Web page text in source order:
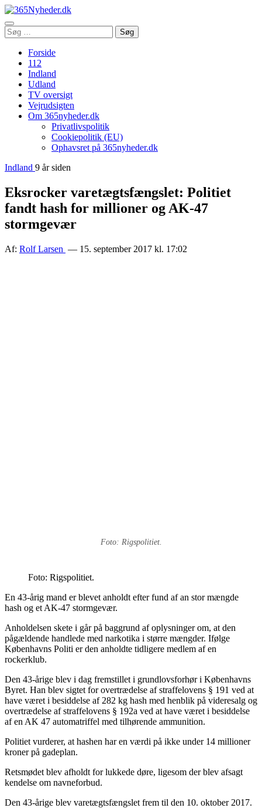
Åbn
menu
Søg
efter:
Søg
Forside
112
Indland
Udland
TV oversigt
Vejrudsigten
Om 365nyheder.dk
Privatlivspolitik
Cookiepolitik (EU)
Ophavsret på 365nyheder.dk
Indland 9 år siden
Eksrocker varetægtsfængslet: Politiet
fandt hash for millioner og AK-47
stormgevær
Af: Rolf Larsen — 15. september 2017 kl. 17:02
Foto: Rigspolitiet.
Foto: Rigspolitiet.
En 43-årig mand er blevet anholdt efter fund af an stor mængde
hash og et AK-47 stormgevær.
Anholdelsen skete i går på baggrund af oplysninger om, at den
pågældende handlede med narkotika i større mængder. Ifølge
Københavns Politi er den anholdte tidligere medlem af en
rockerklub.
Den 43-årige blev i dag fremstillet i grundlovsforhør i Københavns
Byret. Han blev sigtet for overtrædelse af straffelovens § 191 ved at
have været i besiddelse af 282 kg hash med henblik på videresalg og
overtrædelse af straffelovens § 192a ved at have været i besiddelse
af en AK 47 automatriffel med tilhørende ammunition.
Politiet vurderer, at hashen har en værdi på ikke under 14 millioner
kroner på gadeplan.
Retsmødet blev afholdt for lukkede døre, ligesom der blev afsagt
kendelse om navneforbud.
Den 43-årige blev varetægtsfængslet frem til den 10. oktober 2017.